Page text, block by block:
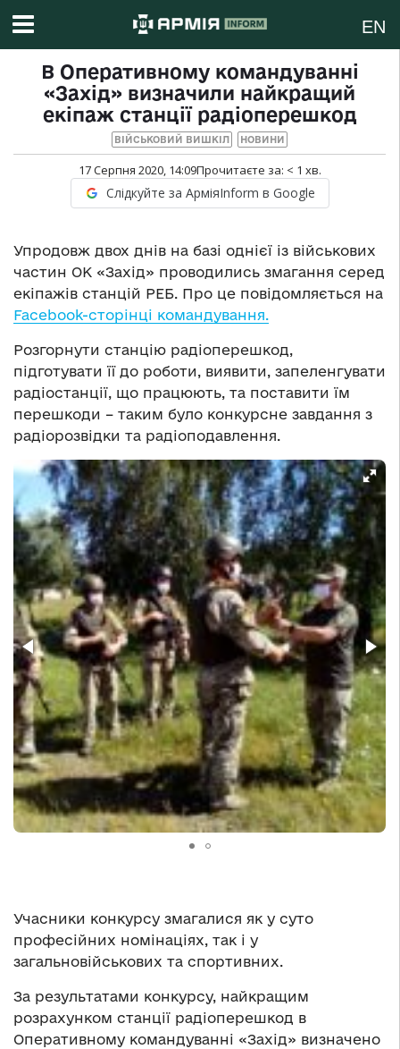
EN
В Оперативному командуванні
«Захід» визначили найкращий
екіпаж станції радіоперешкод
ВІЙСЬКОВИЙ ВИШКІЛ НОВИНИ
17 Серпня 2020, 14:09Прочитаєте за: < 1 хв.
Слідкуйте за АрміяInform в Google
Упродовж двох днів на базі однієї із військових
частин ОК «Захід» проводились змагання серед
екіпажів станцій РЕБ. Про це повідомляється на
Facebook-сторінці командування.
Розгорнути станцію радіоперешкод,
підготувати її до роботи, виявити, запеленгувати
радіостанції, що працюють, та поставити їм
перешкоди – таким було конкурсне завдання з
радіорозвідки та радіоподавлення.
Учасники конкурсу змагалися як у суто
професійних номінаціях, так і у
загальновійськових та спортивних.
За результатами конкурсу, найкращим
розрахунком станції радіоперешкод в
Оперативному командуванні «Захід» визначено